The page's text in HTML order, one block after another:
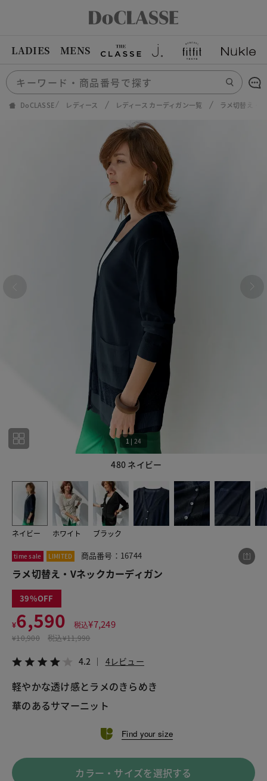
LADIES MENS
DoCLASSE レディース レディース カーディガン一覧 ラメ切替え・
480 ネイビー
1 | 24
ネイビー ホワイト ブラック
24
time sale LIMITED 商品番号：16744
ラメ切替え・Vネックカーディガン
39
¥6,590 税込¥7,249
¥10,900 税込¥11,990
4.2 4レビュー
軽やかな透け感とラメのきらめき
華のあるサマーニット
Find your size
カラー・サイズを選択する
この商品をシェアする
¥6,590
税込¥7,249
LINE